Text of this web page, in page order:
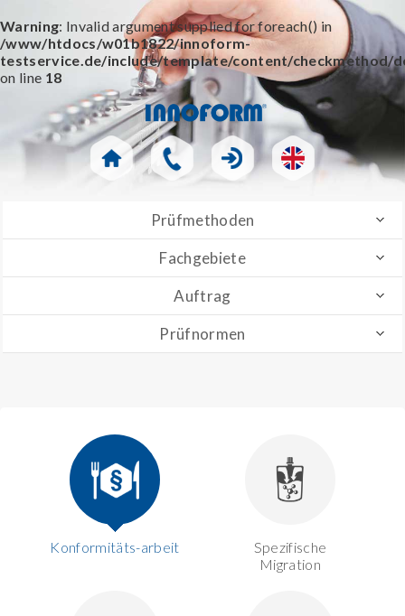
Warning: Invalid argument supplied for foreach() in
/www/htdocs/w01b1822/innoform-
testservice.de/include/template/content/checkmethod/
on line 18
Prüfmethoden
Fachgebiete
Auftrag
Prüfnormen
Konformitäts-arbeit
Spezifische
Migration